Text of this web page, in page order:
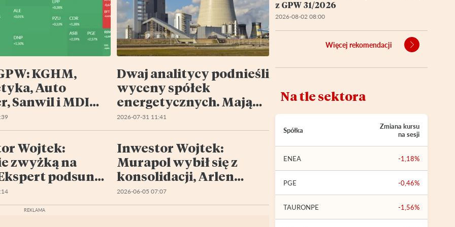
KGHM,
Auto
Sanwil i MDI
w centrum
Dwaj analitycy podnieśli
wyceny spółek
energetycznych. Mają
innych faworytów
2026-07-31 11:41
Wojtek:
zwyżką na
podsunął
Inwestor Wojtek:
Murapol wybił się z
konsolidacji, Arlen
znów z luką bessy
2026-06-05 07:07
z GPW 31/2026
2026-08-02 08:00
Więcej rekomendacji
Na tle sektora
Spółka
Zmiana kursu
na sesji
ENEA -1,18%
PGE -0,46%
TAURONPE -1,56%